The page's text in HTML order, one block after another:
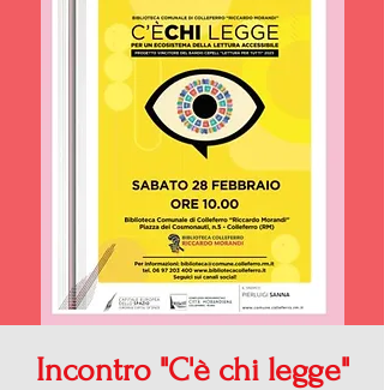
Incontro "C'è chi legge"